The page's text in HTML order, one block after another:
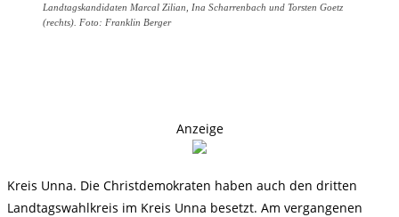
Landtagskandidaten Marcal Zilian, Ina Scharrenbach und Torsten Goetz
(rechts). Foto: Franklin Berger
Anzeige
Kreis Unna. Die Christdemokraten haben auch den dritten
Landtagswahlkreis im Kreis Unna besetzt. Am vergangenen